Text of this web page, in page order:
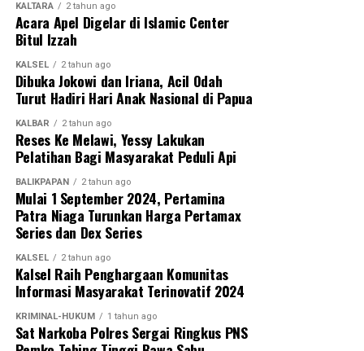
KALTARA 2 tahun ago
Acara Apel Digelar di Islamic Center
Bitul Izzah
KALSEL 2 tahun ago
Dibuka Jokowi dan Iriana, Acil Odah
Turut Hadiri Hari Anak Nasional di Papua
KALBAR 2 tahun ago
Reses Ke Melawi, Yessy Lakukan
Pelatihan Bagi Masyarakat Peduli Api
BALIKPAPAN 2 tahun ago
Mulai 1 September 2024, Pertamina
Patra Niaga Turunkan Harga Pertamax
Series dan Dex Series
KALSEL 2 tahun ago
Kalsel Raih Penghargaan Komunitas
Informasi Masyarakat Terinovatif 2024
KRIMINAL-HUKUM 1 tahun ago
Sat Narkoba Polres Sergai Ringkus PNS